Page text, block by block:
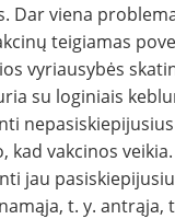
Dar viena
teigiamas
vyriausybės
su loginiais
kad vakcinos
jau
t. y. antrąja,